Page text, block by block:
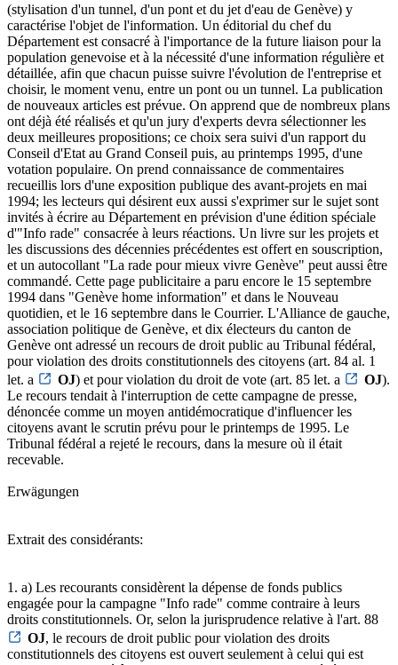
(stylisation d'un tunnel, d'un pont et du jet d'eau de Genève) y
caractérise l'objet de l'information. Un éditorial du chef du
Département est consacré à l'importance de la future liaison pour la
population genevoise et à la nécessité d'une information régulière et
détaillée, afin que chacun puisse suivre l'évolution de l'entreprise et
choisir, le moment venu, entre un pont ou un tunnel. La publication
de nouveaux articles est prévue. On apprend que de nombreux plans
ont déjà été réalisés et qu'un jury d'experts devra sélectionner les
deux meilleures propositions; ce choix sera suivi d'un rapport du
Conseil d'Etat au Grand Conseil puis, au printemps 1995, d'une
votation populaire. On prend connaissance de commentaires
recueillis lors d'une exposition publique des avant-projets en mai
1994; les lecteurs qui désirent eux aussi s'exprimer sur le sujet sont
invités à écrire au Département en prévision d'une édition spéciale
d'"Info rade" consacrée à leurs réactions. Un livre sur les projets et
les discussions des décennies précédentes est offert en souscription,
et un autocollant "La rade pour mieux vivre Genève" peut aussi être
commandé. Cette page publicitaire a paru encore le 15 septembre
1994 dans "Genève home information" et dans le Nouveau
quotidien, et le 16 septembre dans le Courrier. L'Alliance de gauche,
association politique de Genève, et dix électeurs du canton de
Genève ont adressé un recours de droit public au Tribunal fédéral,
pour violation des droits constitutionnels des citoyens (art. 84 al. 1
let. a
OJ) et pour violation du droit de vote (art. 85 let. a OJ).
Le recours tendait à l'interruption de cette campagne de presse,
dénoncée comme un moyen antidémocratique d'influencer les
citoyens avant le scrutin prévu pour le printemps de 1995. Le
Tribunal fédéral a rejeté le recours, dans la mesure où il était
recevable.
Erwägungen
Extrait des considérants:
1. a) Les recourants considèrent la dépense de fonds publics
engagée pour la campagne "Info rade" comme contraire à leurs
droits constitutionnels. Or, selon la jurisprudence relative à l'art. 88
OJ, le recours de droit public pour violation des droits
constitutionnels des citoyens est ouvert seulement à celui qui est